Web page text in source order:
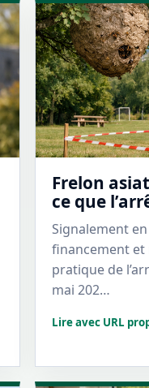
Frelon
ce que
Signalement
financement et
pratique de
mai 202…
Lire avec URL